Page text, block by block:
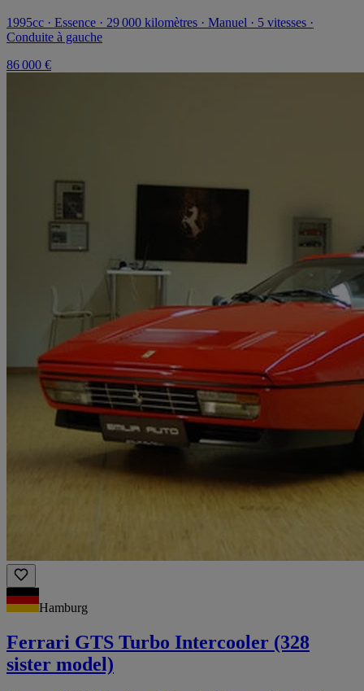
1995cc · Essence · 29 000 kilomètres · Manuel · 5 vitesses ·
Conduite à gauche
86 000 €
Hamburg
Ferrari GTS Turbo Intercooler (328
sister model)